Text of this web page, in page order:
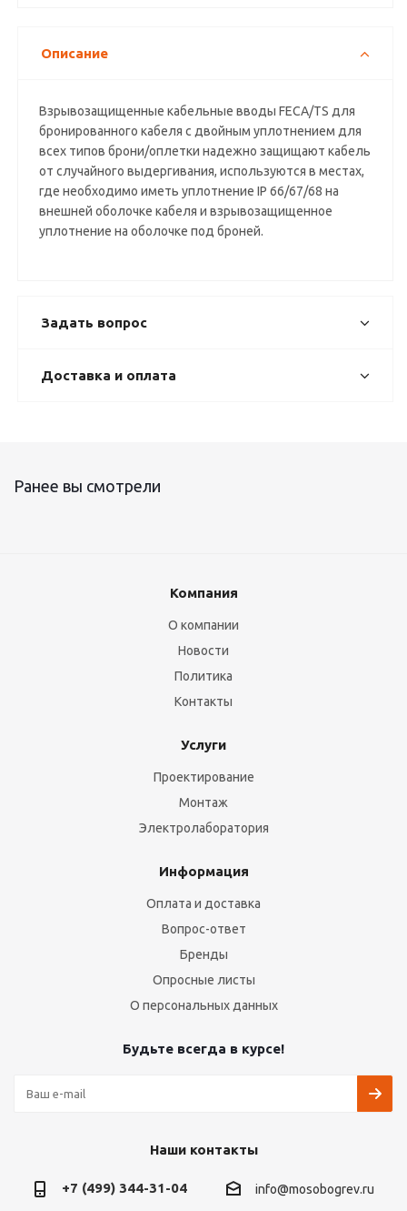
Описание
Взрывозащищенные кабельные вводы FECA/TS для
бронированного кабеля с двойным уплотнением для
всех типов брони/оплетки надежно защищают кабель
от случайного выдергивания, используются в местах,
где необходимо иметь уплотнение IP 66/67/68 на
внешней оболочке кабеля и взрывозащищенное
уплотнение на оболочке под броней.
Задать вопрос
Доставка и оплата
Ранее вы смотрели
Компания
О компании
Новости
Политика
Контакты
Услуги
Проектирование
Монтаж
Электролаборатория
Информация
Оплата и доставка
Вопрос-ответ
Бренды
Опросные листы
О персональных данных
Будьте всегда в курсе!
Наши контакты
+7 (499) 344-31-04 info@mosobogrev.ru